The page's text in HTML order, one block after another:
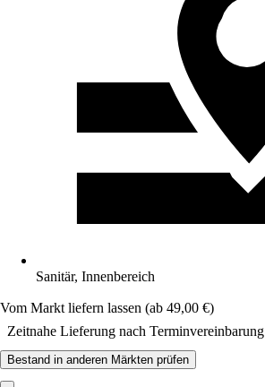
Sanitär, Innenbereich
Vom Markt liefern lassen (ab 49,00 €)
Zeitnahe Lieferung nach Terminvereinbarung
Bestand in anderen Märkten prüfen